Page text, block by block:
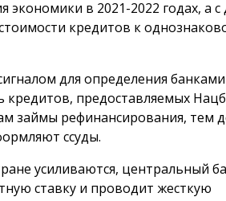
экономики в 2021-2022 годах, а с
кредитов к
для определения банками
кредитов, предоставляемых
займы рефинансирования, тем
ссуды.
усиливаются, центральный
ставку и проводит жесткую